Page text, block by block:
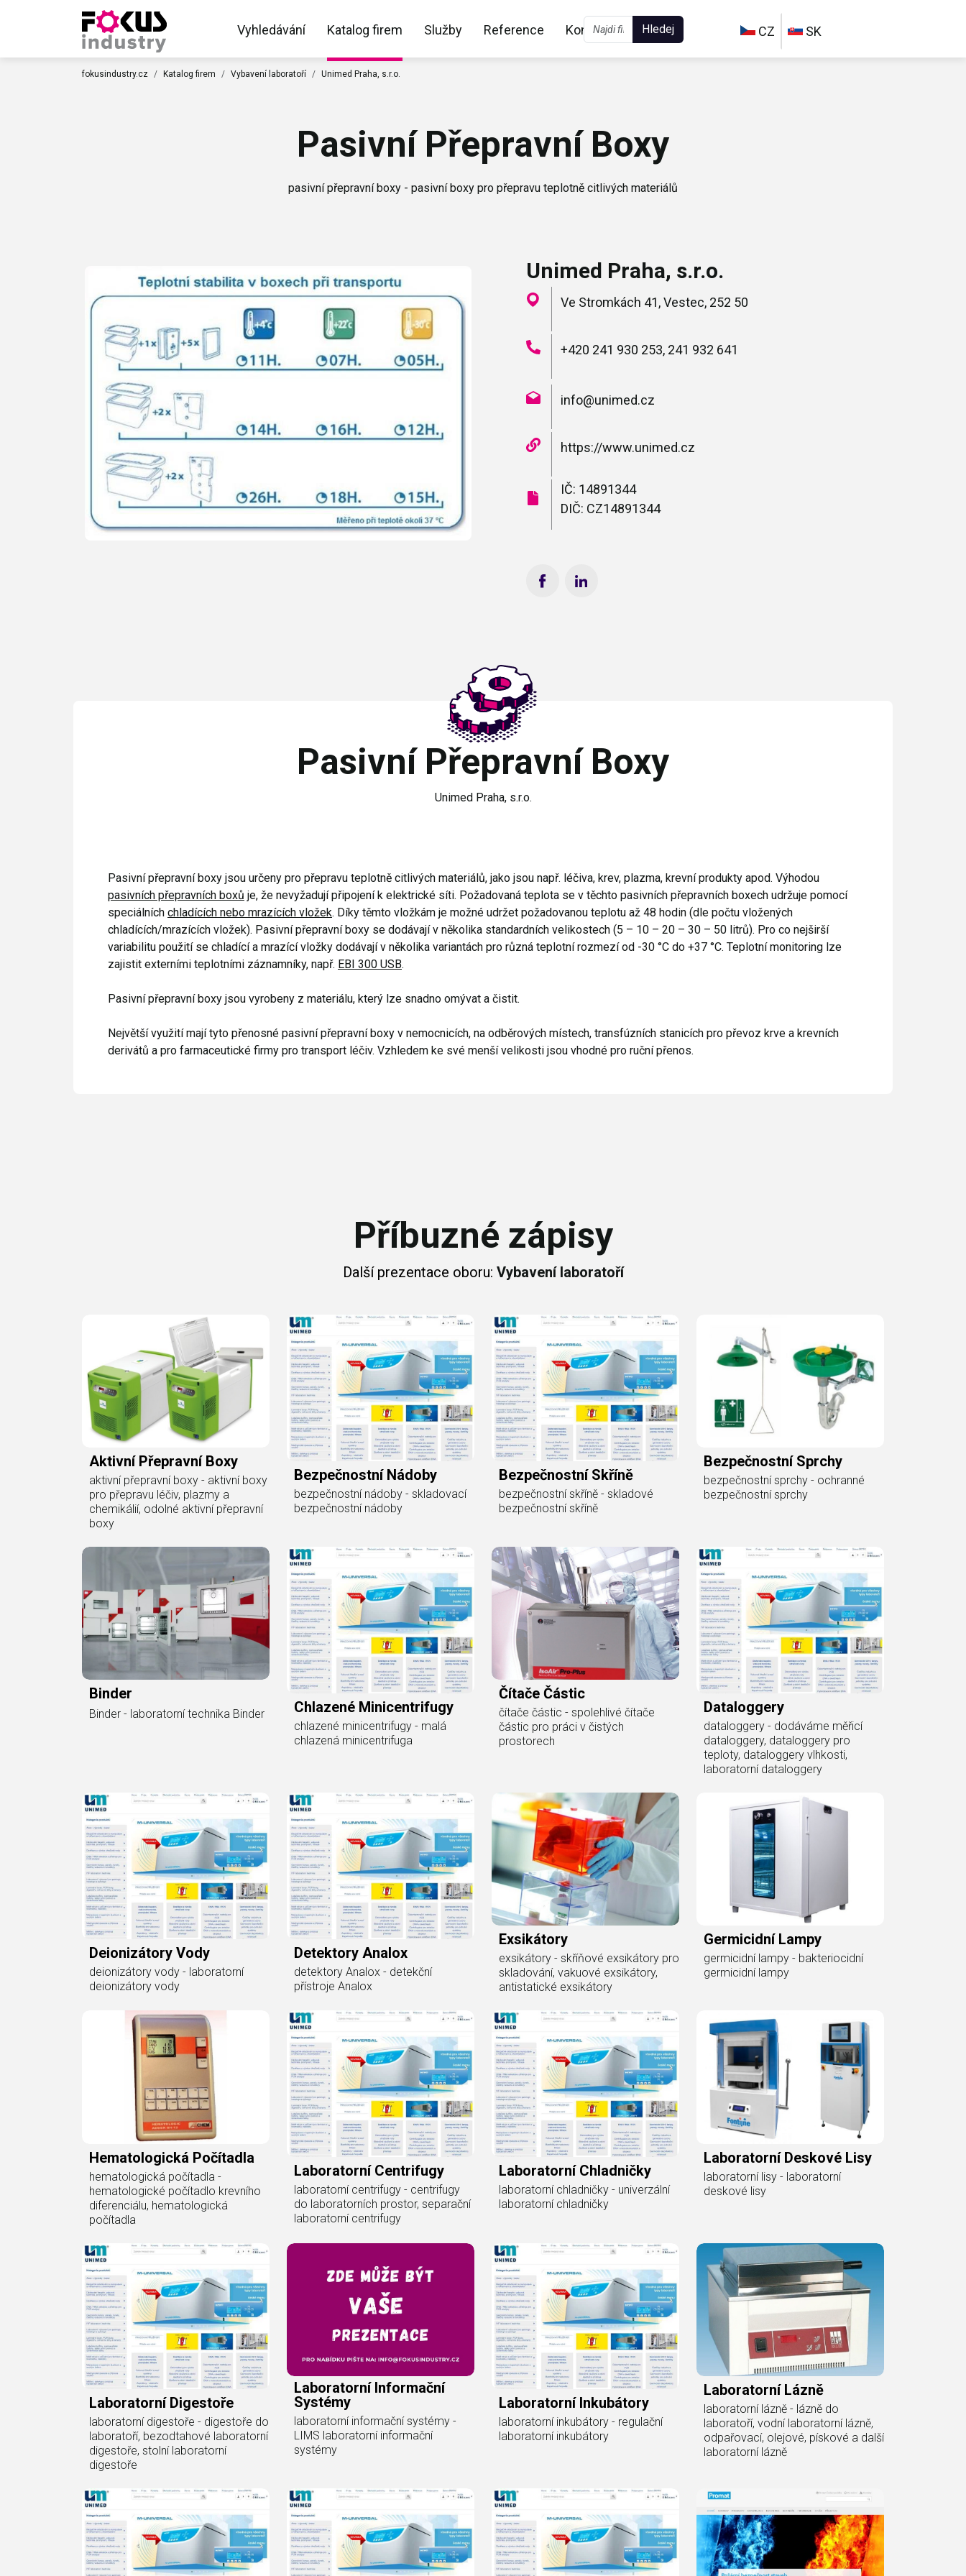
Vyhledávání Katalog firem Služby Reference Kontakt Hledej CZ SK
fokusindustry.cz Katalog firem Vybavení laboratoří Unimed Praha, s.r.o.
Pasivní Přepravní Boxy
pasivní přepravní boxy - pasivní boxy pro přepravu teplotně citlivých materiálů
Unimed Praha, s.r.o.
Ve Stromkách 41, Vestec, 252 50
+420 241 930 253, 241 932 641
info@unimed.cz
https://www.unimed.cz
IČ: 14891344
DIČ: CZ14891344
Pasivní Přepravní Boxy
Unimed Praha, s.r.o.
Pasivní přepravní boxy jsou určeny pro přepravu teplotně citlivých materiálů, jako jsou např. léčiva, krev, plazma, krevní produkty apod. Výhodou
pasivních přepravních boxů je, že nevyžadují připojení k elektrické síti. Požadovaná teplota se v těchto pasivních přepravních boxech udržuje pomocí
speciálních chladících nebo mrazících vložek. Díky těmto vložkám je možné udržet požadovanou teplotu až 48 hodin (dle počtu vložených
chladících/mrazících vložek). Pasivní přepravní boxy se dodávají v několika standardních velikostech (5 – 10 – 20 – 30 – 50 litrů). Pro co nejširší
variabilitu použití se chladící a mrazící vložky dodávají v několika variantách pro různá teplotní rozmezí od -30 °C do +37 °C. Teplotní monitoring lze
zajistit externími teplotními záznamníky, např. EBI 300 USB.
Pasivní přepravní boxy jsou vyrobeny z materiálu, který lze snadno omývat a čistit.
Největší využití mají tyto přenosné pasivní přepravní boxy v nemocnicích, na odběrových místech, transfúzních stanicích pro převoz krve a krevních
derivátů a pro farmaceutické firmy pro transport léčiv. Vzhledem ke své menší velikosti jsou vhodné pro ruční přenos.
Příbuzné zápisy
Další prezentace oboru: Vybavení laboratoří
Aktivní Přepravní Boxy
aktivní přepravní boxy - aktivní boxy
pro přepravu léčiv, plazmy a
chemikálií, odolné aktivní přepravní
boxy
Bezpečnostní Nádoby
bezpečnostní nádoby - skladovací
bezpečnostní nádoby
Bezpečnostní Skříně
bezpečnostní skříně - skladové
bezpečnostní skříně
Bezpečnostní Sprchy
bezpečnostní sprchy - ochranné
bezpečnostní sprchy
Binder
Binder - laboratorní technika Binder Chlazené Minicentrifugy
chlazené minicentrifugy - malá
chlazená minicentrifuga
Čítače Částic
čítače částic - spolehlivé čítače
částic pro práci v čistých
prostorech
Dataloggery
dataloggery - dodáváme měřicí
dataloggery, dataloggery pro
teploty, dataloggery vlhkosti,
laboratorní dataloggery
Deionizátory Vody
deionizátory vody - laboratorní
deionizátory vody
Detektory Analox
detektory Analox - detekční
přístroje Analox
Exsikátory
exsikátory - skříňové exsikátory pro
skladování, vakuové exsikátory,
antistatické exsikátory
Germicidní Lampy
germicidní lampy - bakteriocidní
germicidní lampy
Hematologická Počítadla
hematologická počítadla -
hematologické počítadlo krevního
diferenciálu, hematologická
počítadla
Laboratorní Centrifugy
laboratorní centrifugy - centrifugy
do laboratorních prostor, separační
laboratorní centrifugy
Laboratorní Chladničky
laboratorní chladničky - univerzální
laboratorní chladničky
Laboratorní Deskové Lisy
laboratorní lisy - laboratorní
deskové lisy
Laboratorní Digestoře
laboratorní digestoře - digestoře do
laboratoří, bezodtahové laboratorní
digestoře, stolní laboratorní
digestoře
Laboratorní Informační
Systémy
laboratorní informační systémy -
LIMS laboratorní informační
systémy
Laboratorní Inkubátory
laboratorní inkubátory - regulační
laboratorní inkubátory
Laboratorní Lázně
laboratorní lázně - lázně do
laboratoří, vodní laboratorní lázně,
odpařovací, olejové, pískové a další
laboratorní lázně